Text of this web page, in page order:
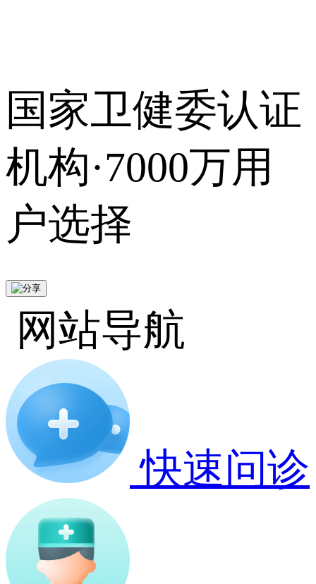
国家卫健委认证
机构·7000万用
户选择
网站导航
快速问诊